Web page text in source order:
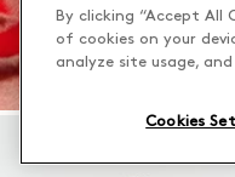
By clicking “Accept All
of cookies on your
analyze site usage,
Cookies